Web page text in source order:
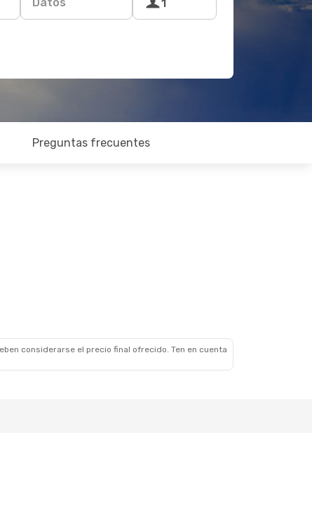
1
Preguntas frecuentes
considerarse el precio final ofrecido. Ten en cuenta